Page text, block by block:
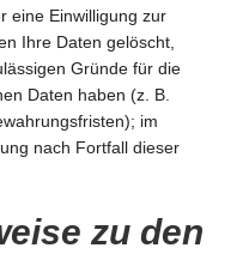
eine Einwilligung zur
Ihre Daten gelöscht,
Gründe für die
Daten haben (z. B.
im
nach Fortfall dieser
zu den